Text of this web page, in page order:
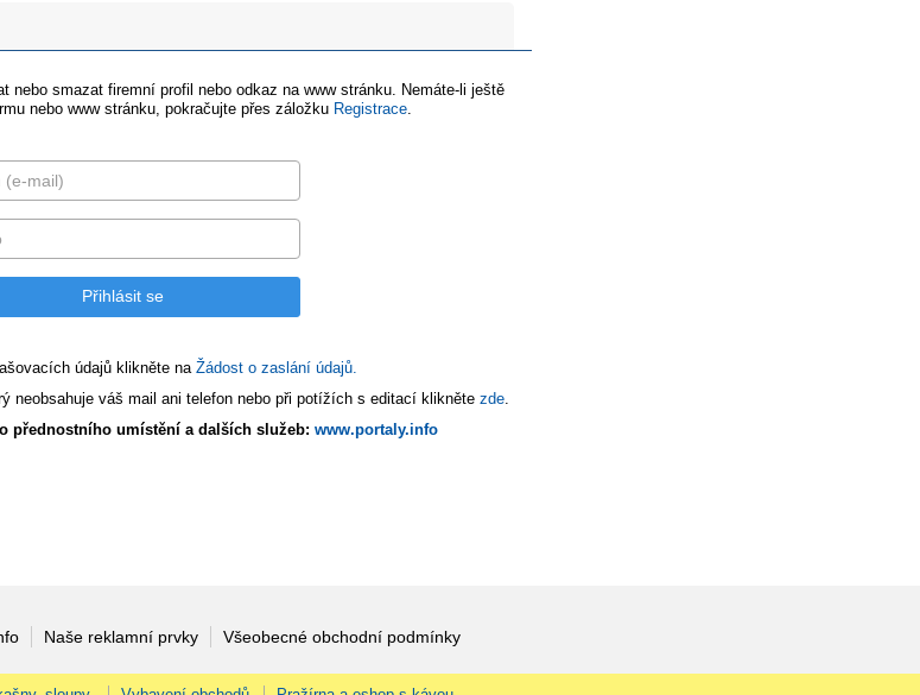
nebo smazat firemní profil nebo odkaz na www stránku. Nemáte-li ještě
nebo www stránku, pokračujte přes záložku Registrace
údajů klikněte na Žádost o zaslání údajů.
neobsahuje váš mail ani telefon nebo při potížích s editací klikněte zde
přednostního umístění a dalších služeb: www.portaly.info
Naše reklamní prvky Všeobecné obchodní podmínky